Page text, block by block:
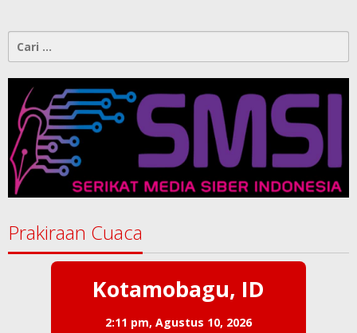
Cari
untuk:
Prakiraan Cuaca
Kotamobagu, ID
2:11 pm, Agustus 10, 2026